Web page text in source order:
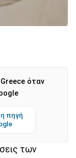
όταν
πηγή
των